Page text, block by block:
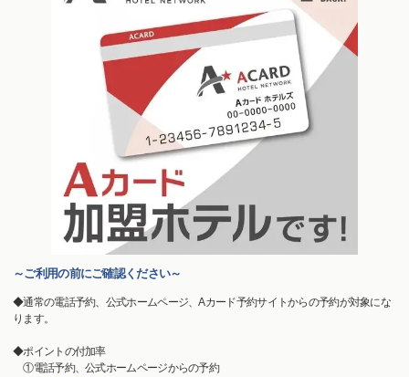
～ご利用の前にご確認ください～
◆通常の電話予約、公式ホームページ、Aカード予約サイトからの予約が対象にな
ります。
◆ポイントの付加率
①電話予約、公式ホームページからの予約